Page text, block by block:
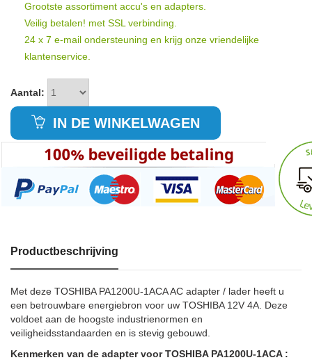
Grootste assortiment accu's en adapters.
Veilig betalen! met SSL verbinding.
24 x 7 e-mail ondersteuning en krijg onze vriendelijke
klantenservice.
Aantal:
IN DE WINKELWAGEN
Productbeschrijving
Met deze TOSHIBA PA1200U-1ACA AC adapter / lader heeft u
een betrouwbare energiebron voor uw TOSHIBA 12V 4A. Deze
voldoet aan de hoogste industrienormen en
veiligheidsstandaarden en is stevig gebouwd.
Kenmerken van de adapter voor TOSHIBA PA1200U-1ACA :